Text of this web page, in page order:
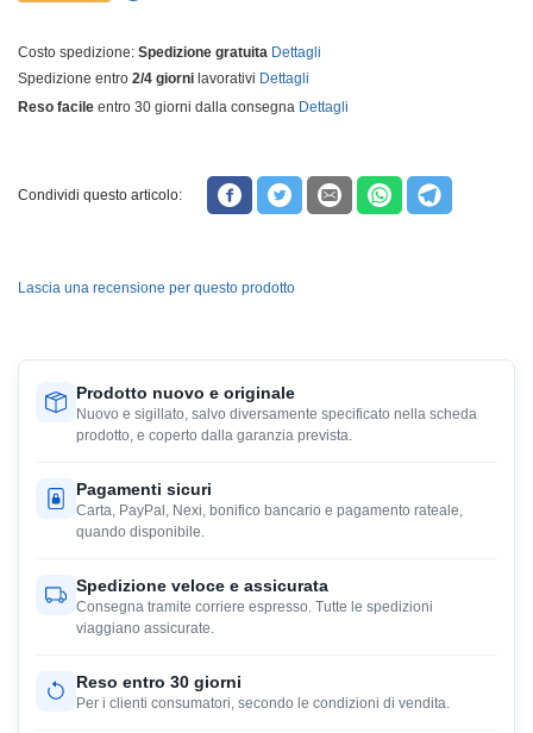
Costo spedizione: Spedizione gratuita Dettagli
Spedizione entro 2/4 giorni lavorativi Dettagli
Reso facile entro 30 giorni dalla consegna Dettagli
Condividi questo articolo:
Lascia una recensione per questo prodotto
Prodotto nuovo e originale
Nuovo e sigillato, salvo diversamente specificato nella scheda
prodotto, e coperto dalla garanzia prevista.
Pagamenti sicuri
Carta, PayPal, Nexi, bonifico bancario e pagamento rateale,
quando disponibile.
Spedizione veloce e assicurata
Consegna tramite corriere espresso. Tutte le spedizioni
viaggiano assicurate.
Reso entro 30 giorni
Per i clienti consumatori, secondo le condizioni di vendita.